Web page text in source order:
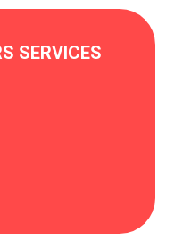
SERVICES